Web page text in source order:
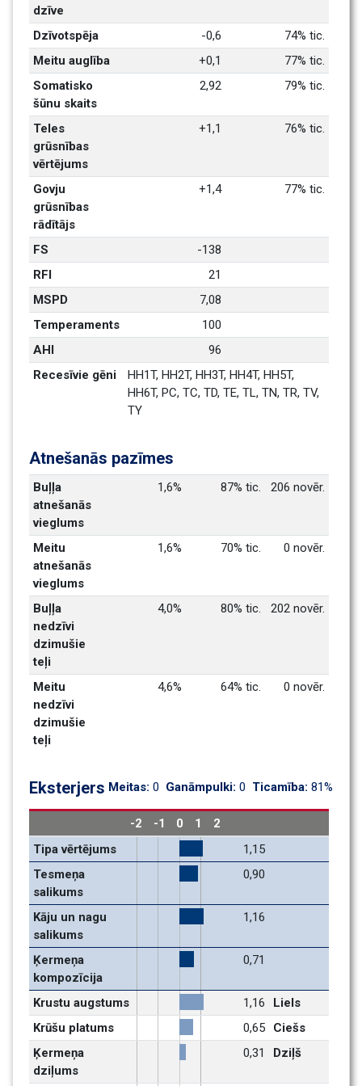
dzīve
Dzīvotspēja
-0,6
74% tic.
Meitu auglība
+0,1
77% tic.
Somatisko
šūnu skaits
2,92 79% tic.
Teles
grūsnības
vērtējums
+1,1 76% tic.
Govju
grūsnības
rādītājs
+1,4 77% tic.
FS
-138
RFI
21
MSPD
7,08
Temperaments
100
AHI
96
Recesīvie gēni
HH1T, HH2T, HH3T, HH4T, HH5T,
HH6T, PC, TC, TD, TE, TL, TN, TR, TV,
TY
Atnešanās pazīmes
Buļļa
atnešanās
vieglums
1,6% 87% tic. 206 novēr.
Meitu
atnešanās
vieglums
1,6% 70% tic. 0 novēr.
Buļļa
nedzīvi
dzimušie
teļi
4,0% 80% tic. 202 novēr.
Meitu
nedzīvi
dzimušie
teļi
4,6% 64% tic. 0 novēr.
Eksterjers Meitas: 0 Ganāmpulki: 0 Ticamība: 81%
-2 -1 0 1
2
Tipa vērtējums
1,15
Tesmeņa
salikums
0,90
Kāju un nagu
salikums
1,16
Ķermeņa
kompozīcija
0,71
Krustu augstums 1,16
Liels
Krūšu platums
0,65
Ciešs
Ķermeņa
dziļums
0,31 Dziļš